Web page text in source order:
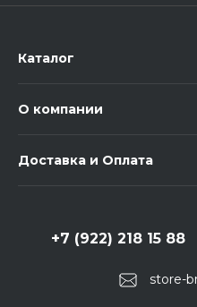
Каталог
О компании
Доставка и Оплата
store-
+7 (922) 218 15 88